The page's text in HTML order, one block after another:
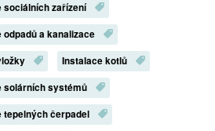
sociálních zařízení
odpadů a kanalizace
Instalace kotlů
solárních systémů
tepelných čerpadel